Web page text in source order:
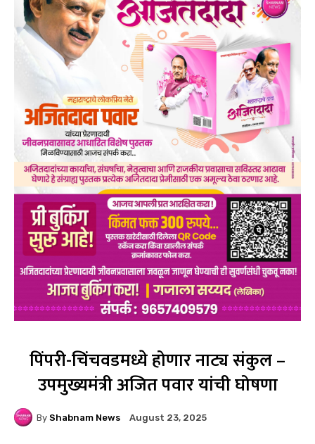
पिंपरी-चिंचवडमध्ये होणार नाट्य संकुल –
उपमुख्यमंत्री अजित पवार यांची घोषणा
By Shabnam News August 23, 2025